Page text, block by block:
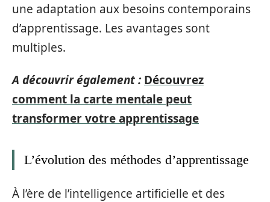
une adaptation aux besoins contemporains
d’apprentissage. Les avantages sont
multiples.
A découvrir également : Découvrez
comment la carte mentale peut
transformer votre apprentissage
L’évolution des méthodes d’apprentissage
À l’ère de l’intelligence artificielle et des